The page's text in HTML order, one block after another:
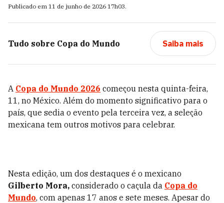
Publicado em 11 de junho de 2026 17h03.
Tudo sobre Copa do Mundo Saiba mais
A Copa do Mundo 2026 começou nesta quinta-feira,
11, no México. Além do momento significativo para o
país, que sedia o evento pela terceira vez, a seleção
mexicana tem outros motivos para celebrar.
Nesta edição, um dos destaques é o mexicano
Gilberto Mora, considerado o caçula da Copa do
Mundo, com apenas 17 anos e sete meses. Apesar do